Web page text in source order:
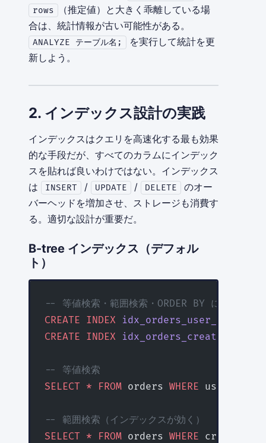
rows
（推定値）と大きく乖離している場
合は、統計情報が古い可能性がある。
ANALYZE テーブル名;
を実行して統計を更
新しよう。
2. インデックス設計の実践
インデックスはクエリを高速化する最も効果
的な手段だが、すべてのカラムにインデック
スを貼れば良いわけではない。インデックス
は
INSERT / UPDATE / DELETE
のオー
バーヘッドを増加させ、ストレージも消費す
る。適切な設計が重要だ。
B-tree インデックス（デフォル
ト）
-- 等値検索・範囲検索・ORDER BY に対応
CREATE INDEX idx_orders_user_id
CREATE INDEX idx_orders_created_at
-- 等値検索
SELECT * FROM orders WHERE user_id
-- 範囲検索（インデックスが効く）
SELECT * FROM orders WHERE